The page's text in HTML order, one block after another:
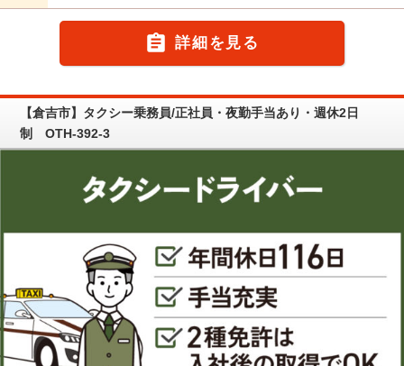
 詳細を見る
【倉吉市】タクシー乗務員/正社員・夜勤手当あり・週休2日
制 OTH-392-3